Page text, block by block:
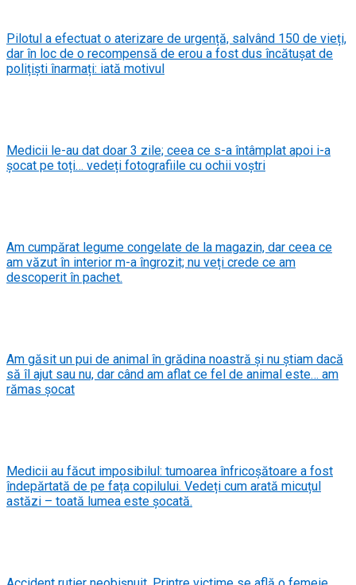
Pilotul a efectuat o aterizare de urgență, salvând 150 de vieți,
dar în loc de o recompensă de erou a fost dus încătușat de
polițiști înarmați: iată motivul
Medicii le-au dat doar 3 zile; ceea ce s-a întâmplat apoi i-a
șocat pe toți… vedeți fotografiile cu ochii voștri
Am cumpărat legume congelate de la magazin, dar ceea ce
am văzut în interior m-a îngrozit; nu veți crede ce am
descoperit în pachet.
Am găsit un pui de animal în grădina noastră și nu știam dacă
să îl ajut sau nu, dar când am aflat ce fel de animal este… am
rămas șocat
Medicii au făcut imposibilul: tumoarea înfricoșătoare a fost
îndepărtată de pe fața copilului. Vedeți cum arată micuțul
astăzi – toată lumea este șocată.